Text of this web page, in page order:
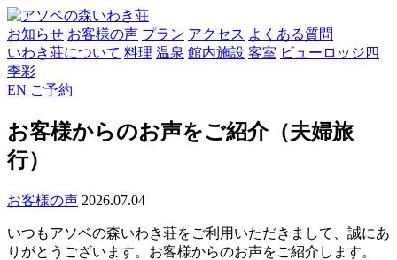
お知らせ お客様の声 プラン アクセス よくある質問
いわき荘について 料理 温泉 館内施設 客室 ビューロッジ四
季彩
EN ご予約
お客様からのお声をご紹介（夫婦旅
行）
お客様の声 2026.07.04
いつもアソベの森いわき荘をご利用いただきまして、誠にあ
りがとうございます。お客様からのお声をご紹介します。